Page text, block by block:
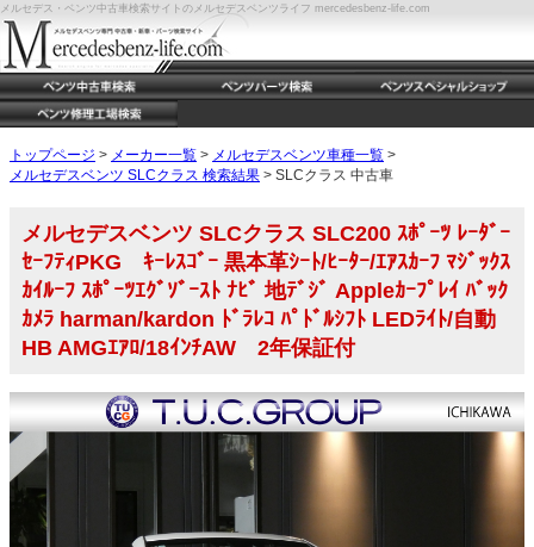
メルセデス・ベンツ中古車検索サイトのメルセデスベンツライフ mercedesbenz-life.com
トップページ > メーカー一覧 > メルセデスベンツ車種一覧 >
メルセデスベンツ SLCクラス 検索結果 > SLCクラス 中古車
メルセデスベンツ SLCクラス SLC200 ｽﾎﾟｰﾂ ﾚｰﾀﾞｰ
ｾｰﾌﾃｨPKG ｷｰﾚｽｺﾞｰ 黒本革ｼｰﾄ/ﾋｰﾀｰ/ｴｱｽｶｰﾌ ﾏｼﾞｯｸｽ
ｶｲﾙｰﾌ ｽﾎﾟｰﾂｴｸﾞｿﾞｰｽﾄ ﾅﾋﾞ 地ﾃﾞｼﾞ Appleｶｰﾌﾟﾚｲ ﾊﾞｯｸ
ｶﾒﾗ harman/kardon ﾄﾞﾗﾚｺ ﾊﾟﾄﾞﾙｼﾌﾄ LEDﾗｲﾄ/自動
HB AMGｴｱﾛ/18ｲﾝﾁAW 2年保証付